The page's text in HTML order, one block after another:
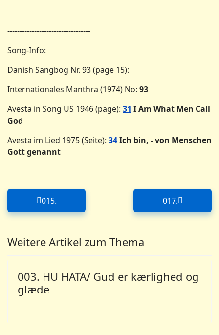
----------------------------------
Song-Info:
Danish Sangbog Nr. 93 (page 15):
Internationales Manthra (1974) No: 93
Avesta in Song US 1946 (page): 31 I Am What Men Call
God
Avesta im Lied 1975 (Seite): 34Ich bin, - von Menschen
Gott genannt
Forrige artikel: 015.
015. Næste
017.
Weitere Artikel zum Thema
003. HU HATA/ Gud er kærlighed og
glæde